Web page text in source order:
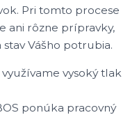
Pri tomto procese
ani rôzne prípravky,
Vášho potrubia.
vysoký tlak
ponúka pracovný